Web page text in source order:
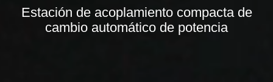
Estación de acoplamiento compacta de
cambio automático de potencia